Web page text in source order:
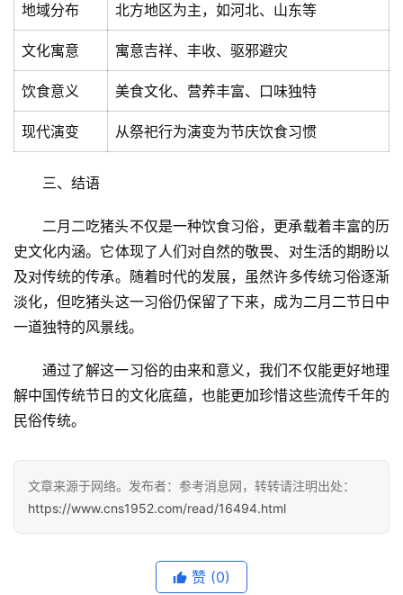
首
章
分
类
专
表
地域分布 北方地区为主，如河北、山东等
文化寓意 寓意吉祥、丰收、驱邪避灾
饮食意义 美食文化、营养丰富、口味独特
现代演变 从祭祀行为演变为节庆饮食习惯
三、结语
二月二吃猪头不仅是一种饮食习俗，更承载着丰富的历
史文化内涵。它体现了人们对自然的敬畏、对生活的期盼以
及对传统的传承。随着时代的发展，虽然许多传统习俗逐渐
淡化，但吃猪头这一习俗仍保留了下来，成为二月二节日中
一道独特的风景线。
通过了解这一习俗的由来和意义，我们不仅能更好地理
解中国传统节日的文化底蕴，也能更加珍惜这些流传千年的
民俗传统。
文章来源于网络。发布者：参考消息网，转转请注明出处：
https://www.cns1952.com/read/16494.html
赞 (0)